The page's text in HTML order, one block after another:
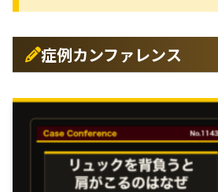
症例カンファレンス